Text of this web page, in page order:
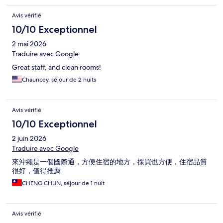
Avis vérifié
10/10 Exceptionnel
2 mai 2026
Traduire avec Google
Great staff, and clean rooms!
Chauncey, séjour de 2 nuits
Avis vérifié
10/10 Exceptionnel
2 juin 2026
Traduire avec Google
來沖繩是一個國際通，方便住宿的地方，採買也方便，住宿品質
很好，值得推薦
CHENG CHUN, séjour de 1 nuit
Avis vérifié